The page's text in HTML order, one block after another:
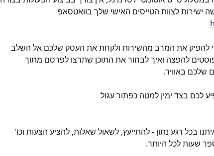
ישירות לצוות הטייסים האישי שלך בוואטסאפ
להפיק את המרב מהשירות ולקחת את העסק שלכם אל השלב
להפצה ואיך לבחור את התוכן שתרצו לפרסם מתוך
שלכם באוויר.
לכם בצד ימין למטה כפתור עגול
בכל רגע נתון - להתייעץ, לשאול שאלות, להציע הצעות וכו'
שעות לכל היותר.